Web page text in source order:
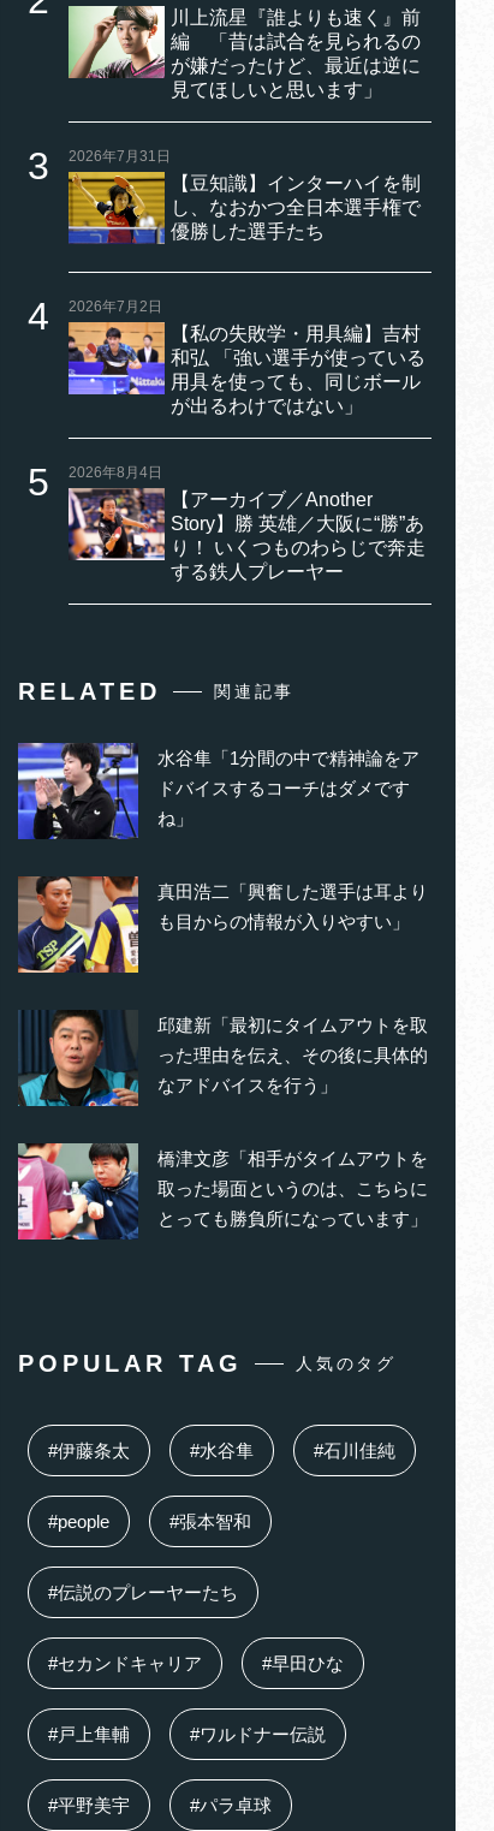
川上流星『誰よりも速く』前
編 「昔は試合を見られるの
が嫌だったけど、最近は逆に
見てほしいと思います」
2026年7月31日
【豆知識】インターハイを制
し、なおかつ全日本選手権で
優勝した選手たち
2026年7月2日
【私の失敗学・用具編】吉村
和弘 「強い選手が使っている
用具を使っても、同じボール
が出るわけではない」
2026年8月4日
【アーカイブ／Another
Story】勝 英雄／大阪に“勝”あ
り！ いくつものわらじで奔走
する鉄人プレーヤー
RELATED 関連記事
水谷隼「1分間の中で精神論をア
ドバイスするコーチはダメです
ね」
真田浩二「興奮した選手は耳より
も目からの情報が入りやすい」
邱建新「最初にタイムアウトを取
った理由を伝え、その後に具体的
なアドバイスを行う」
橋津文彦「相手がタイムアウトを
取った場面というのは、こちらに
とっても勝負所になっています」
POPULAR TAG 人気のタグ
#伊藤条太 #水谷隼 #石川佳純
#people #張本智和
#伝説のプレーヤーたち
#セカンドキャリア #早田ひな
#戸上隼輔 #ワルドナー伝説
#平野美宇 #パラ卓球